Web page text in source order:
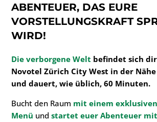
ABENTEUER, DAS EURE
VORSTELLUNGSKRAFT
WIRD!
Die verborgene Welt befindet sich
Novotel Zürich City West in der
und dauert, wie üblich, 60 Minuten.
Bucht den Raum mit einem exklusiven
Menü undstartet euer Abenteuer